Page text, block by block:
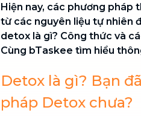
Hiện nay, các phương pháp
từ các nguyên liệu tự nhiên
detox là gì? Công thức và
Cùng bTaskee tìm hiểu
Detox là gì? Bạn
pháp Detox chưa?